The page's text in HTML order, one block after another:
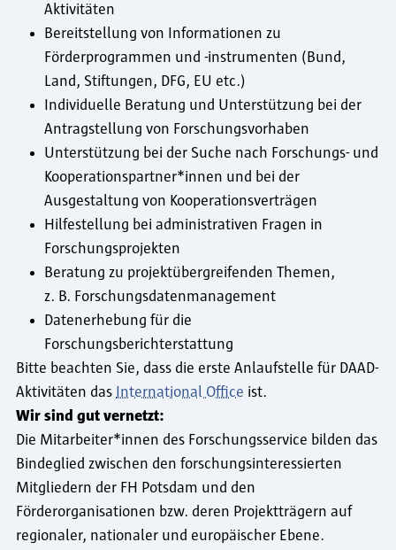
Aktivitäten
Bereitstellung von Informationen zu
Förderprogrammen und -instrumenten (Bund,
Land, Stiftungen, DFG, EU etc.)
Individuelle Beratung und Unterstützung bei der
Antragstellung von Forschungsvorhaben
Unterstützung bei der Suche nach Forschungs- und
Kooperationspartner*innen und bei der
Ausgestaltung von Kooperationsverträgen
Hilfestellung bei administrativen Fragen in
Forschungsprojekten
Beratung zu projektübergreifenden Themen,
z. B. Forschungsdatenmanagement
Datenerhebung für die
Forschungsberichterstattung
Bitte beachten Sie, dass die erste Anlaufstelle für DAAD-
Aktivitäten das International Office ist.
Wir sind gut vernetzt:
Die Mitarbeiter*innen des Forschungsservice bilden das
Bindeglied zwischen den forschungsinteressierten
Mitgliedern der FH Potsdam und den
Förderorganisationen bzw. deren Projektträgern auf
regionaler, nationaler und europäischer Ebene.